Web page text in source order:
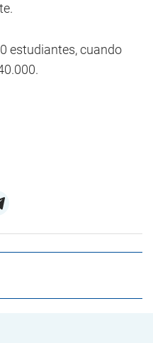
estudiantes, cuando